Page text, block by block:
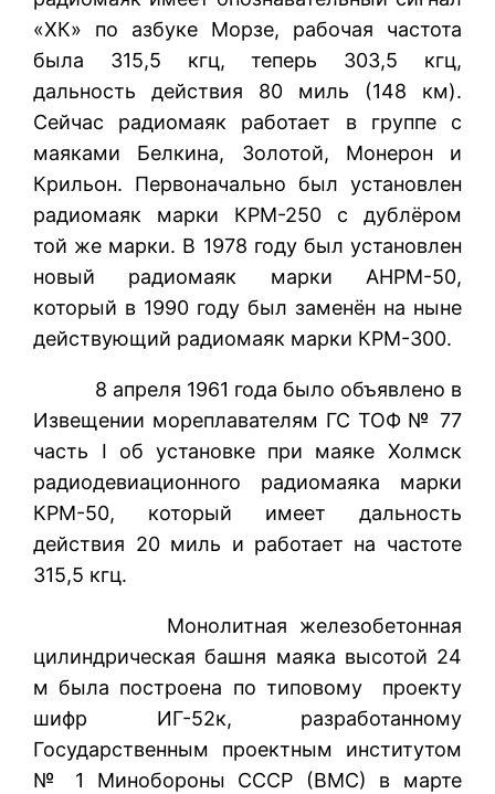
«ХК» по азбуке Морзе, рабочая частота
была 315,5 кгц, теперь 303,5 кгц,
дальность действия 80 миль (148 км).
Сейчас радиомаяк работает в группе с
маяками Белкина, Золотой, Монерон и
Крильон. Первоначально был установлен
радиомаяк марки КРМ-250 с дублёром
той же марки. В 1978 году был установлен
новый радиомаяк марки АНРМ-50,
который в 1990 году был заменён на ныне
действующий радиомаяк марки КРМ-300.
8 апреля 1961 года было объявлено в
Извещении мореплавателям ГС ТОФ № 77
часть I об установке при маяке Холмск
радиодевиационного радиомаяка марки
КРМ-50, который имеет дальность
действия 20 миль и работает на частоте
315,5 кгц.
Монолитная железобетонная
цилиндрическая башня маяка высотой 24
м была построена по типовому проекту
шифр ИГ-52к, разработанному
Государственным проектным институтом
№ 1 Минобороны СССР (ВМС) в марте